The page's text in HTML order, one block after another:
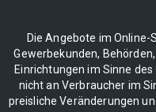
Die Angebote im
Gewerbekunden,
Einrichtungen im Sinne
nicht an Verbraucher im
preisliche Veränderungen